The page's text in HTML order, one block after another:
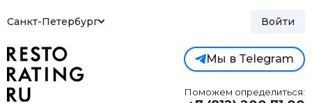
Санкт-Петербург Войти
Мы в Telegram
Поможем определиться: